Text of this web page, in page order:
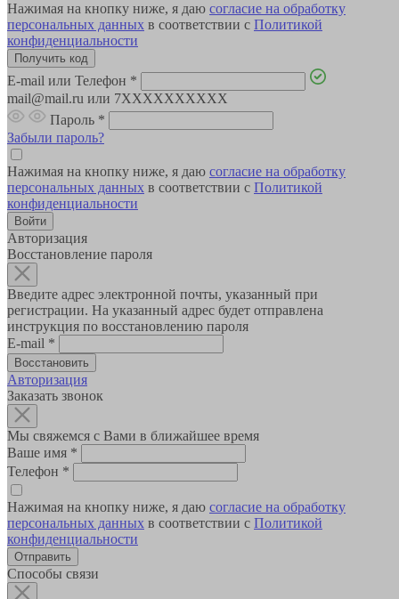
Нажимая на кнопку ниже, я даю согласие на обработку
персональных данных в соответствии с Политикой
конфиденциальности
E-mail или Телефон *
mail@mail.ru или 7XXXXXXXXXX
Пароль *
Забыли пароль?
Нажимая на кнопку ниже, я даю согласие на обработку
персональных данных в соответствии с Политикой
конфиденциальности
Авторизация
Восстановление пароля
Введите адрес электронной почты, указанный при
регистрации. На указанный адрес будет отправлена
инструкция по восстановлению пароля
E-mail *
Авторизация
Заказать звонок
Мы свяжемся с Вами в ближайшее время
Ваше имя *
Телефон *
Нажимая на кнопку ниже, я даю согласие на обработку
персональных данных в соответствии с Политикой
конфиденциальности
Способы связи